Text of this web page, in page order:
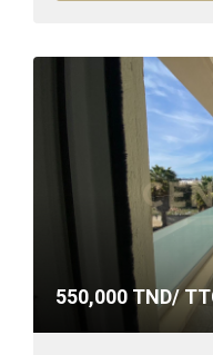
550,000 TND/